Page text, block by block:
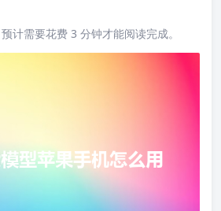
计需要花费 3 分钟才能阅读完成。